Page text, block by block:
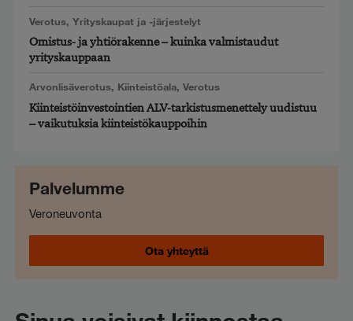
Verotus, Yrityskaupat ja -järjestelyt
Omistus- ja yhtiörakenne – kuinka valmistaudut
yrityskauppaan
Arvonlisäverotus, Kiinteistöala, Verotus
Kiinteistöinvestointien ALV-tarkistusmenettely uudistuu
– vaikutuksia kiinteistökauppoihin
Palvelumme
Veroneuvonta
Ota yhteyttä